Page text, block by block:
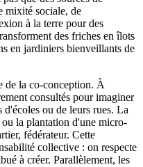
mixité sociale, de
à la terre pour des
des friches en îlots
en jardiniers bienveillants de
de la co-conception. À
consultés pour imaginer
ou de leurs rues. La
la plantation d'une micro-
fédérateur. Cette
collective : on respecte
à créer. Parallèlement, les